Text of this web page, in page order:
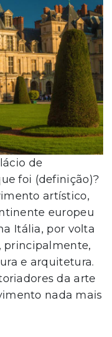
de
foi (definição)?
artístico,
europeu
Itália, por volta
principalmente,
e arquitetura.
da arte
nada mais